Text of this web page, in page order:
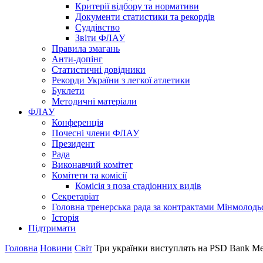
Критерії відбору та нормативи
Документи статистики та рекордів
Суддівство
Звіти ФЛАУ
Правила змагань
Анти-допінг
Статистичні довідники
Рекорди України з легкої атлетики
Буклети
Методичні матеріали
ФЛАУ
Конференція
Почесні члени ФЛАУ
Президент
Рада
Виконавчий комітет
Комітети та комісії
Комісія з поза стадіонних видів
Секретаріат
Головна тренерська рада за контрактами
Історія
Підтримати
Головна Новини Світ Три українки виступлять на PSD Bank